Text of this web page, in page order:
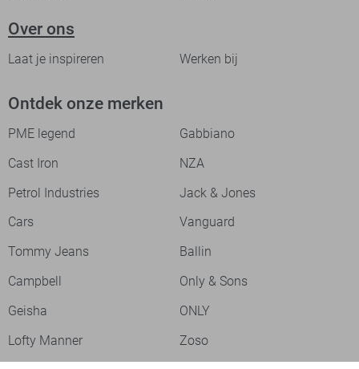
Over ons
Laat je inspireren Werken bij
Ontdek onze merken
PME legend
Gabbiano
Cast Iron
NZA
Petrol Industries
Jack & Jones
Cars
Vanguard
Tommy Jeans
Ballin
Campbell
Only & Sons
Geisha
ONLY
Lofty Manner
Zoso